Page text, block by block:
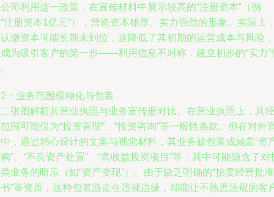
司利用这一政策，在宣传材料中展示较高的“注册资本”（例
注册资本1亿元”），营造资本雄厚、实力强劲的形象。实际上
缴资本可能长期未到位，这降低了其初期的运营成本与风险，
为吸引客户的第一步——利用信息不对称，建立初步的“实力”
：业务范围模糊化与包装
张图解析其营业执照与业务宣传册对比。在营业执照上，其经
围可能仅为“投资管理”、“投资咨询”等一般性条款。但在对外
，通过精心设计的文案与视觉材料，其业务被包装成涵盖“资
”、“不良资产处置”、“高收益投资项目”等，其中可能隐含了对
业务的暗示（如“资产变现”）。由于缺乏明确的“拍卖经营批准
”等资质，这种包装游走在违规边缘，却能让不熟悉法规的客